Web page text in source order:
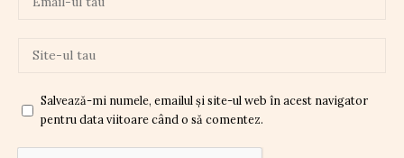
Salvează-mi numele, emailul și site-ul web în acest navigator
pentru data viitoare când o să comentez.